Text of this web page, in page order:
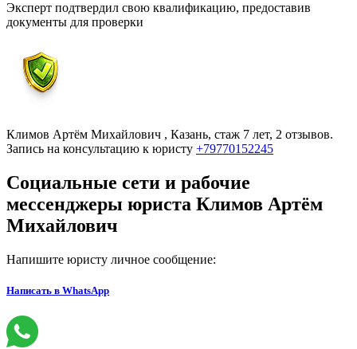
Эксперт подтвердил свою квалификацию, предоставив
документы для проверки
Климов Артём Михайлович , Казань, стаж 7 лет, 2 отзывов.
Запись на консультацию к юристу +79770152245
Социальные сети и рабочие
мессенджеры юриста Климов Артём
Михайлович
Напишите юристу личное сообщение:
Написать в WhatsApp